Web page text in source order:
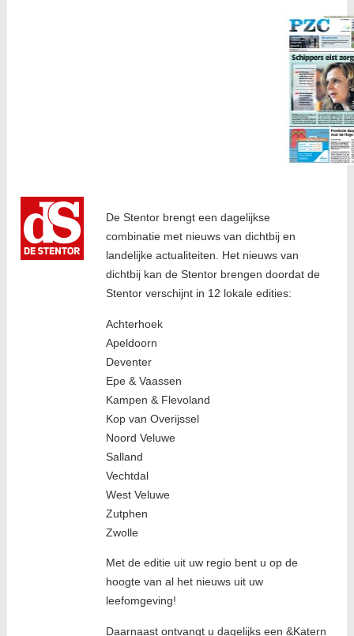
De Stentor brengt een dagelijkse
combinatie met nieuws van dichtbij en
landelijke actualiteiten. Het nieuws van
dichtbij kan de Stentor brengen doordat de
Stentor verschijnt in 12 lokale edities:
Achterhoek
Apeldoorn
Deventer
Epe & Vaassen
Kampen & Flevoland
Kop van Overijssel
Noord Veluwe
Salland
Vechtdal
West Veluwe
Zutphen
Zwolle
Met de editie uit uw regio bent u op de
hoogte van al het nieuws uit uw
leefomgeving!
Daarnaast ontvangt u dagelijks een &Katern